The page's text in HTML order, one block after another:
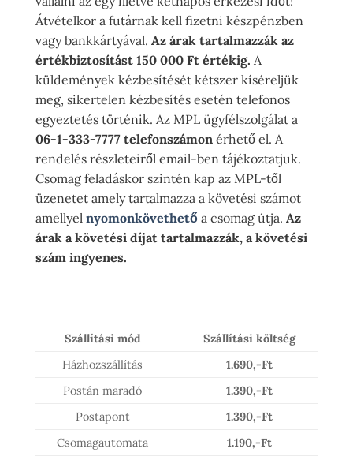
Átvételkor a futárnak kell fizetni készpénzben
vagy bankkártyával. Az árak tartalmazzák az
értékbiztosítást 150 000 Ft értékig. A
küldemények kézbesítését kétszer kíséreljük
meg, sikertelen kézbesítés esetén telefonos
egyeztetés történik. Az MPL ügyfélszolgálat a
06-1-333-7777 telefonszámonérhető el. A
rendelés részleteiről email-ben tájékoztatjuk.
Csomag feladáskor szintén kap az MPL-től
üzenetet amely tartalmazza a követési számot
amellyel nyomonkövethetőa csomag útja. Az
árak a követési díjat tartalmazzák, a követési
szám ingyenes.
Szállítási mód
Szállítási költség
Házhozszállítás
1.690,-Ft
Postán maradó
1.390,-Ft
Postapont
1.390,-Ft
Csomagautomata
1.190,-Ft